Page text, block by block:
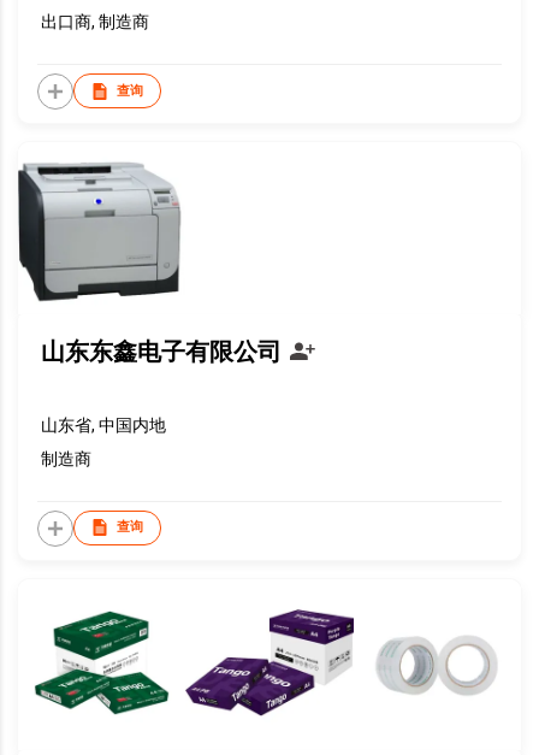
出口商, 制造商
查询
山东东鑫电子有限公司
山东省, 中国内地
制造商
查询